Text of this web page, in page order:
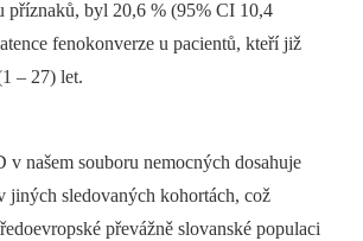
příznaků, byl 20,6 % (95% CI 10,4
fenokonverze u pacientů, kteří již
–⁠ 27) let.
našem souboru nemocných dosahuje
jiných sledovaných kohortách, což
převážně slovanské populaci